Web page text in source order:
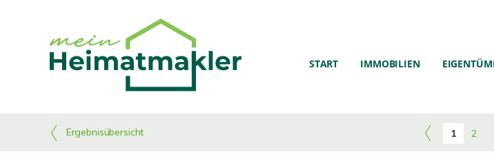
START IMMOBILIEN
Ergebnisübersicht 1 2